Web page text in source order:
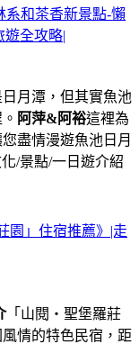
系和茶香新景點-懶
遊全攻略|
月潭，但其實魚池
阿萍&阿裕這裡為
盡情漫遊魚池日月
/景點/一日遊介紹
園」住宿推薦》|走
「山閱‧聖堡羅莊
情的特色民宿，距